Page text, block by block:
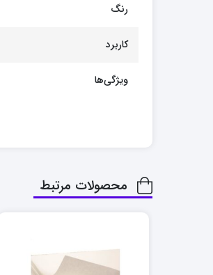
رنگ
کاربرد
ویژگی‌ها
محصولات مرتبط